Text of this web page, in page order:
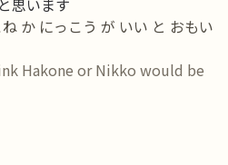
思います
か にっこう が いい と おもい
Hakone or Nikko would be